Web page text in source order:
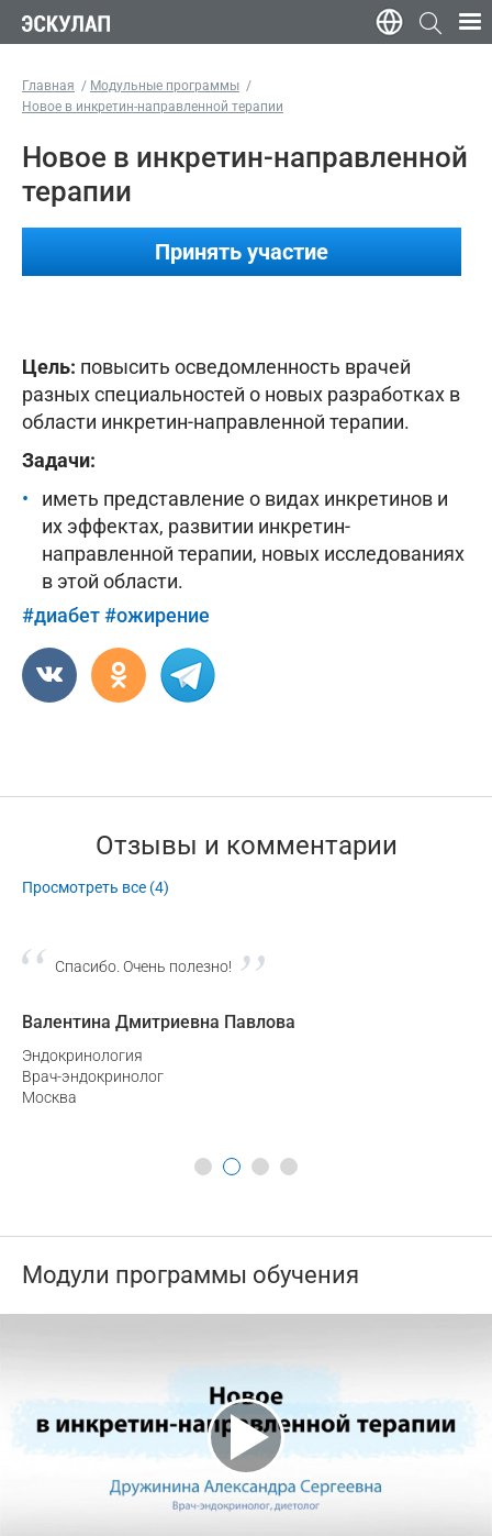
Главная
Модульные программы
Новое в инкретин-направленной терапии
Новое в инкретин-направленной
терапии
Принять участие
Цель: повысить осведомленность врачей
разных специальностей о новых разработках в
области инкретин-направленной терапии.
Задачи:
иметь представление о видах инкретинов и
их эффектах, развитии инкретин-
направленной терапии, новых исследованиях
в этой области.
#диабет#ожирение
Отзывы и комментарии
Просмотреть все (4)
Спасибо. Очень полезно!
Валентина Дмитриевна Павлова
Эндокринология
Врач-эндокринолог
Москва
Модули программы обучения